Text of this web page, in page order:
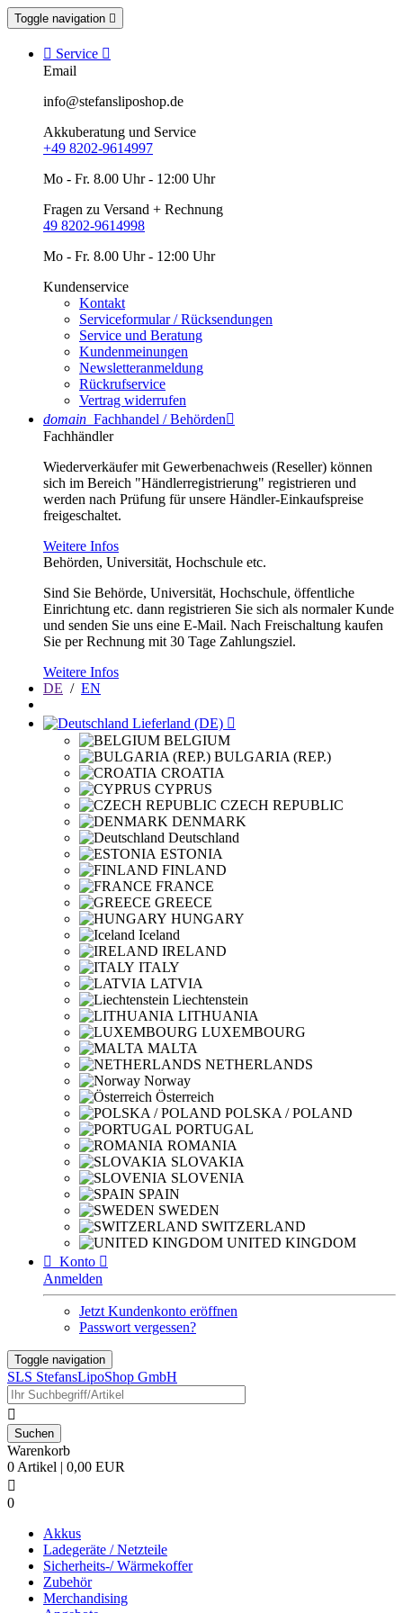
Toggle navigation 
 Service 
Email
info@stefansliposhop.de
Akkuberatung und Service
+49 8202-9614997
Mo - Fr. 8.00 Uhr - 12:00 Uhr
Fragen zu Versand + Rechnung
49 8202-9614998
Mo - Fr. 8.00 Uhr - 12:00 Uhr
Kundenservice
Kontakt
Serviceformular / Rücksendungen
Service und Beratung
Kundenmeinungen
Newsletteranmeldung
Rückrufservice
Vertrag widerrufen
domain Fachhandel / Behörden
Fachhändler
Wiederverkäufer mit Gewerbenachweis (Reseller) können
sich im Bereich "Händlerregistrierung" registrieren und
werden nach Prüfung für unsere Händler-Einkaufspreise
freigeschaltet.
Weitere Infos
Behörden, Universität, Hochschule etc.
Sind Sie Behörde, Universität, Hochschule, öffentliche
Einrichtung etc. dann registrieren Sie sich als normaler Kunde
und senden Sie uns eine E-Mail. Nach Freischaltung kaufen
Sie per Rechnung mit 30 Tage Zahlungsziel.
Weitere Infos
DE / EN
Lieferland (DE) 
BELGIUM
BULGARIA (REP.)
CROATIA
CYPRUS
CZECH REPUBLIC
DENMARK
Deutschland
ESTONIA
FINLAND
FRANCE
GREECE
HUNGARY
Iceland
IRELAND
ITALY
LATVIA
Liechtenstein
LITHUANIA
LUXEMBOURG
MALTA
NETHERLANDS
Norway
Österreich
POLSKA / POLAND
PORTUGAL
ROMANIA
SLOVAKIA
SLOVENIA
SPAIN
SWEDEN
SWITZERLAND
UNITED KINGDOM
 Konto 
Anmelden
Jetzt Kundenkonto eröffnen
Passwort vergessen?
Toggle navigation
SLS StefansLipoShop GmbH

Warenkorb
0 Artikel | 0,00 EUR

0
Akkus
Ladegeräte / Netzteile
Sicherheits-/ Wärmekoffer
Zubehör
Merchandising